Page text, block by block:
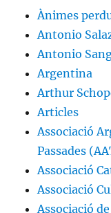
Ànimes
Antonio
Antonio
Argentina
Arthur
Articles
Associació
Passades
Associació
Associació
Associació